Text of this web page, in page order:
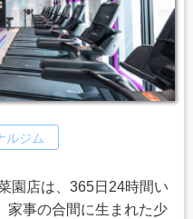
ルジム
園店は、365日24時間い
家事の合間に生まれた少